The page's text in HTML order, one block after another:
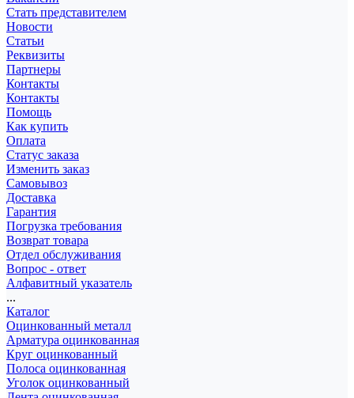
Стать представителем
Новости
Статьи
Реквизиты
Партнеры
Контакты
Контакты
Помощь
Как купить
Оплата
Статус заказа
Изменить заказ
Самовывоз
Доставка
Гарантия
Погрузка требования
Возврат товара
Отдел обслуживания
Вопрос - ответ
Алфавитный указатель
...
Каталог
Оцинкованный металл
Арматура оцинкованная
Круг оцинкованный
Полоса оцинкованная
Уголок оцинкованный